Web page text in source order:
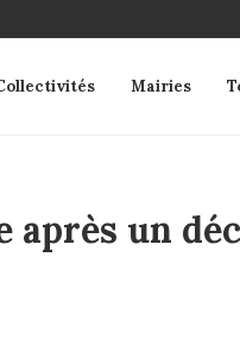
Mairies
après un